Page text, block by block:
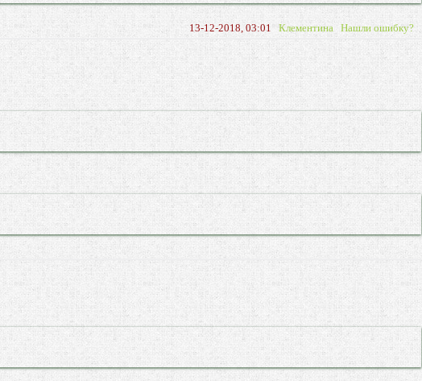
13-12-2018, 03:01 Клементина Нашли ошибку?